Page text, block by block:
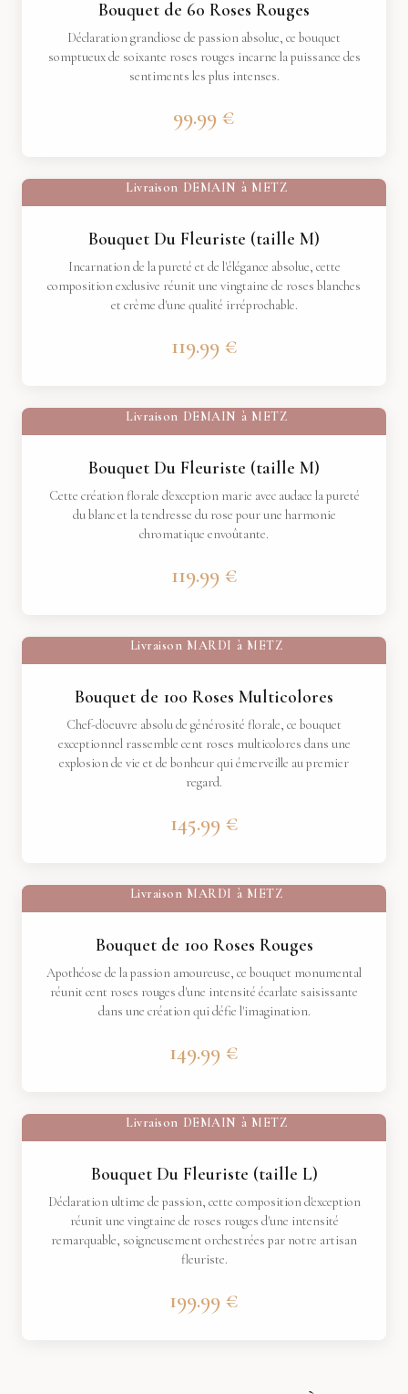
Bouquet de 60 Roses Rouges
Déclaration grandiose de passion absolue, ce bouquet
somptueux de soixante roses rouges incarne la puissance des
sentiments les plus intenses.
99.99 €
Livraison DEMAIN à METZ
Bouquet Du Fleuriste (taille M)
Incarnation de la pureté et de l'élégance absolue, cette
composition exclusive réunit une vingtaine de roses blanches
et crème d'une qualité irréprochable.
119.99 €
Livraison DEMAIN à METZ
Bouquet Du Fleuriste (taille M)
Cette création florale d'exception marie avec audace la pureté
du blanc et la tendresse du rose pour une harmonie
chromatique envoûtante.
119.99 €
Livraison MARDI à METZ
Bouquet de 100 Roses Multicolores
Chef-d'oeuvre absolu de générosité florale, ce bouquet
exceptionnel rassemble cent roses multicolores dans une
explosion de vie et de bonheur qui émerveille au premier
regard.
145.99 €
Livraison MARDI à METZ
Bouquet de 100 Roses Rouges
Apothéose de la passion amoureuse, ce bouquet monumental
réunit cent roses rouges d'une intensité écarlate saisissante
dans une création qui défie l'imagination.
149.99 €
Livraison DEMAIN à METZ
Bouquet Du Fleuriste (taille L)
Déclaration ultime de passion, cette composition d'exception
réunit une vingtaine de roses rouges d'une intensité
remarquable, soigneusement orchestrées par notre artisan
fleuriste.
199.99 €